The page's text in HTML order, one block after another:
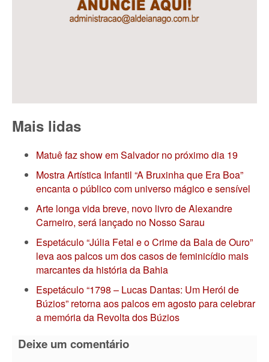
Mais lidas
Matuê faz show em Salvador no próximo dia 19
Mostra Artística Infantil “A Bruxinha que Era Boa”
encanta o público com universo mágico e sensível
Arte longa vida breve, novo livro de Alexandre
Carneiro, será lançado no Nosso Sarau
Espetáculo “Júlia Fetal e o Crime da Bala de Ouro”
leva aos palcos um dos casos de feminicídio mais
marcantes da história da Bahia
Espetáculo “1798 – Lucas Dantas: Um Herói de
Búzios” retorna aos palcos em agosto para celebrar
a memória da Revolta dos Búzios
Deixe um comentário